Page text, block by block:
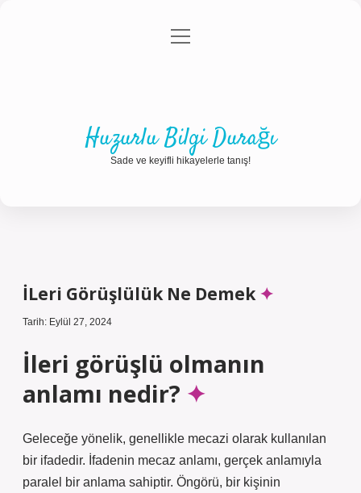
Gizlilik Politikası
menüyü
Huzurlu Bilgi Durağı
Sade ve keyifli hikayelerle tanış!
İLeri Görüşlülük Ne Demek
Tarih: Eylül 27, 2024
İleri görüşlü olmanın
anlamı nedir?
Geleceğe yönelik, genellikle mecazi olarak kullanılan
bir ifadedir. İfadenin mecaz anlamı, gerçek anlamıyla
paralel bir anlama sahiptir. Öngörü, bir kişinin